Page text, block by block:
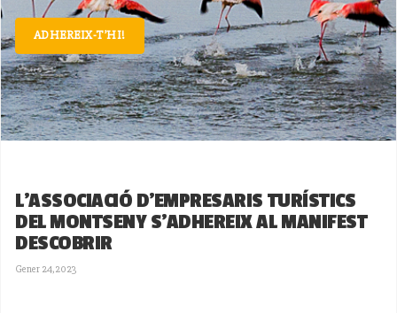
ADHEREIX-T’HI!
L'ASSOCIACIÓ D'EMPRESARIS TURÍSTICS
DEL MONTSENY S'ADHEREIX AL MANIFEST
DESCOBRIR
Gener 24,2023